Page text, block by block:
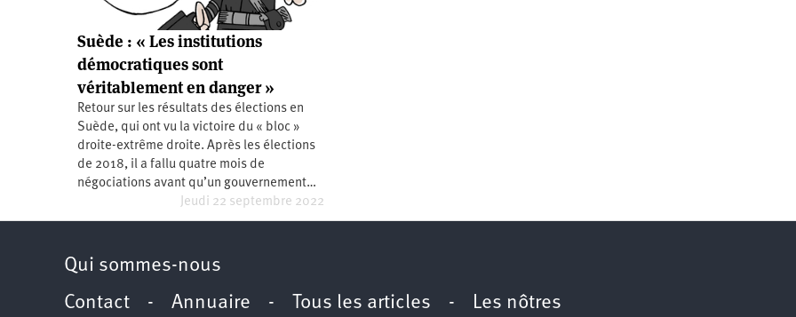
Automobile
Commerce
Hôpitaux
SNCF
Oppressions
Féminisme
LGBTI
Économie
Éducation
Santé
Vidéos
du
latine
Asie
Orient
Suède : « Les institutions
démocratiques sont
véritablement en danger »
Retour sur les résultats des élections en
Suède, qui ont vu la victoire du « bloc »
droite-extrême droite. Après les élections
de 2018, il a fallu quatre mois de
négociations avant qu’un gouvernement…
Jeudi 22 septembre 2022
Qui sommes-nous
Contact - Annuaire - Tous les articles - Les nôtres